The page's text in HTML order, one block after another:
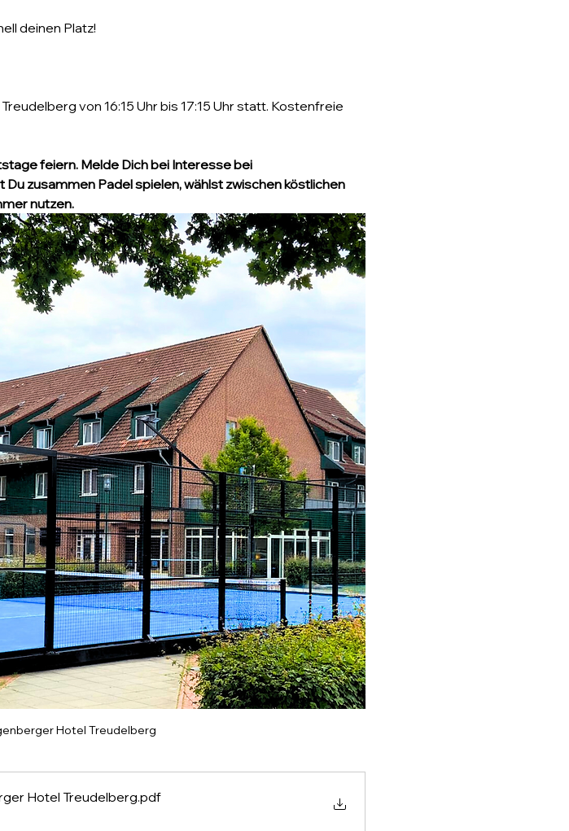
deinen Platz!
von 16:15 Uhr bis 17:15 Uhr statt. Kostenfreie
feiern. Melde Dich bei Interesse bei
Du zusammen Padel spielen, wählst zwischen köstlichen
nutzen.
Hotel Treudelberg
Hotel Treudelberg.pdf